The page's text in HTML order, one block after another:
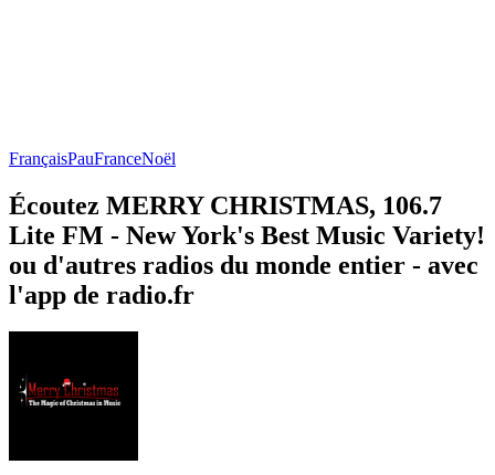
FrançaisPauFranceNoël
Écoutez MERRY CHRISTMAS, 106.7
Lite FM - New York's Best Music Variety!
ou d'autres radios du monde entier - avec
l'app de radio.fr